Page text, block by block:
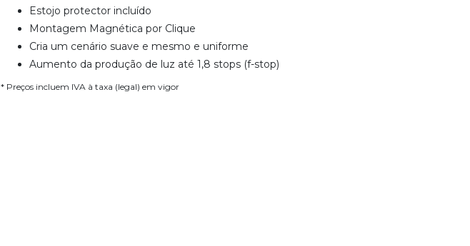
Estojo protector incluído
Montagem Magnética por Clique
Cria um cenário suave e mesmo e uniforme
Aumento da produção de luz até 1,8 stops (f-stop)
* Preços incluem IVA à taxa (legal) em vigor